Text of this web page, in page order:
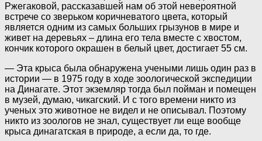
Ржегаковой, рассказавшей нам об этой невероятной
встрече со зверьком коричневатого цвета, который
является одним из самых больших грызунов в мире и
живет на деревьях – длина его тела вместе с хвостом,
кончик которого окрашен в белый цвет, достигает 55 см.
— Эта крыса была обнаружена учеными лишь один раз в
истории — в 1975 году в ходе зоологической экспедиции
на Динагате. Этот экземляр тогда был пойман и помещен
в музей, думаю, чикагский. И с того времени никто из
ученых это животное не видел и не описывал. Поэтому
никто из зоологов не знал, существует ли еще вообще
крыса динагатская в природе, а если да, то где.